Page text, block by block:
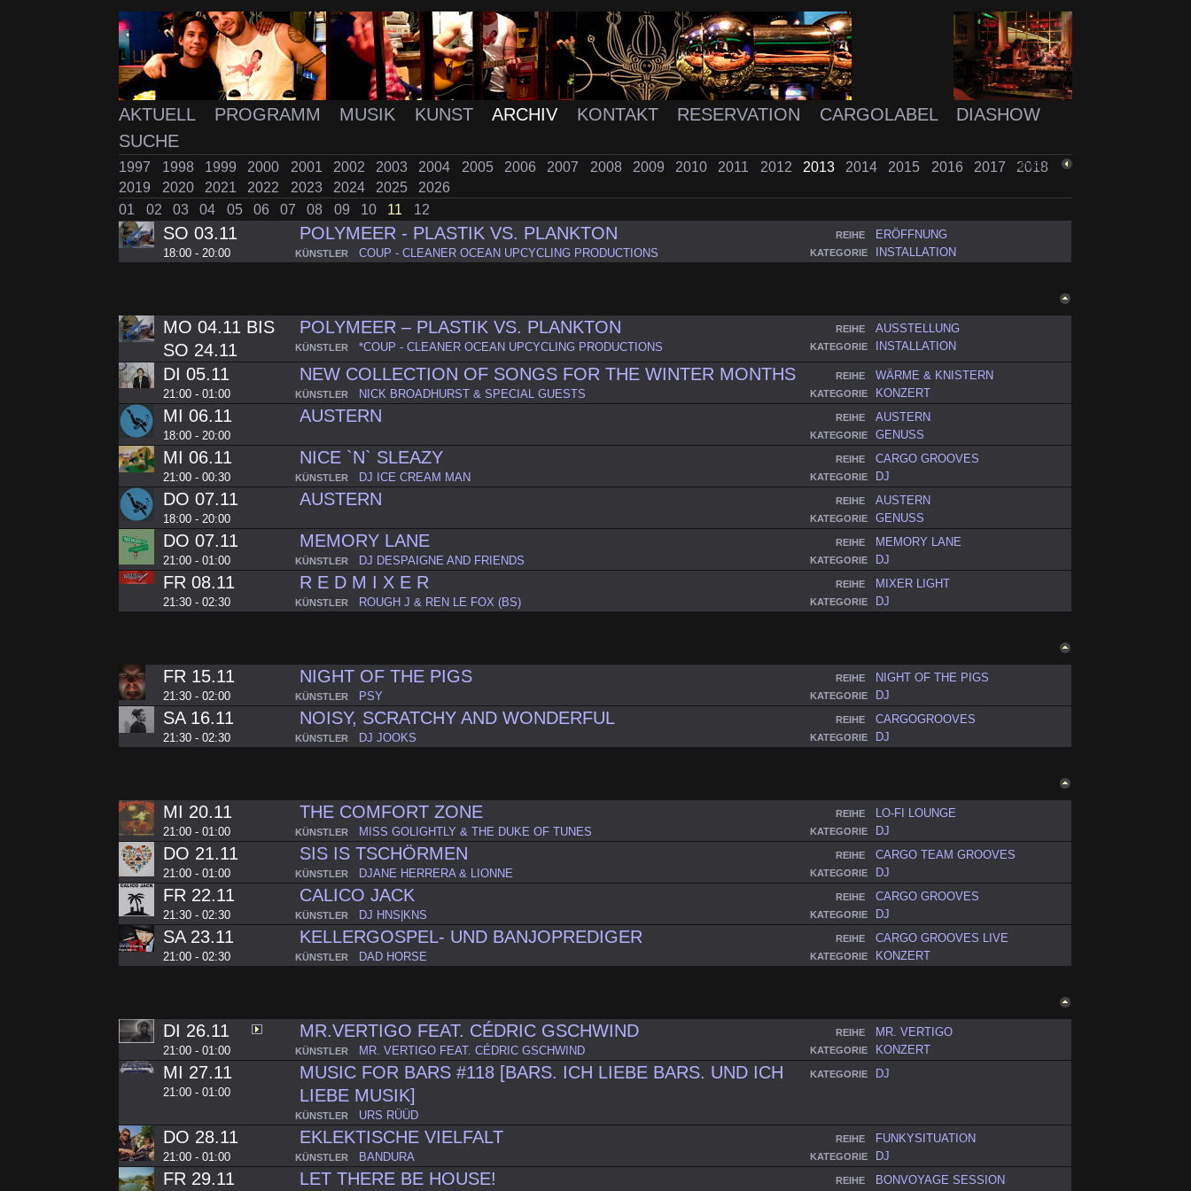
AKTUELL PROGRAMM MUSIK KUNST ARCHIV KONTAKT RESERVATION CARGOLABEL
DIASHOW
SUCHE
1997 1998 1999 2000 2001 2002 2003 2004 2005 2006 2007 2008 2009 2010 2011 2012 2013 2014 2015 2016 2017
2018
2019
2020 2021 2022 2023 2024 2025
2026
01
02 03 04 05 06 07 08 09 10 11 12
ZURÜCK
SO 03.11
18:00 - 20:00
POLYMEER - PLASTIK VS. PLANKTON
KÜNSTLER COUP - CLEANER OCEAN UPCYCLING PRODUCTIONS
REIHE ERÖFFNUNG
KATEGORIE INSTALLATION
MO 04.11 BIS
SO 24.11
POLYMEER – PLASTIK VS. PLANKTON
KÜNSTLER *COUP - CLEANER OCEAN UPCYCLING PRODUCTIONS
REIHE AUSSTELLUNG
KATEGORIE INSTALLATION
DI 05.11
21:00 - 01:00
NEW COLLECTION OF SONGS FOR THE WINTER MONTHS
KÜNSTLER NICK BROADHURST & SPECIAL GUESTS
REIHE WÄRME & KNISTERN
KATEGORIE KONZERT
MI 06.11
18:00 - 20:00
AUSTERN REIHE AUSTERN
KATEGORIE GENUSS
MI 06.11
21:00 - 00:30
NICE `N` SLEAZY
KÜNSTLER DJ ICE CREAM MAN
REIHE CARGO GROOVES
KATEGORIE DJ
DO 07.11
18:00 - 20:00
AUSTERN REIHE AUSTERN
KATEGORIE GENUSS
DO 07.11
21:00 - 01:00
MEMORY LANE
KÜNSTLER DJ DESPAIGNE AND FRIENDS
REIHE MEMORY LANE
KATEGORIE DJ
FR 08.11
21:30 - 02:30
R E D M I X E R
KÜNSTLER ROUGH J & REN LE FOX (BS)
REIHE MIXER LIGHT
KATEGORIE DJ
FR 15.11
21:30 - 02:00
NIGHT OF THE PIGS
KÜNSTLER PSY
REIHE NIGHT OF THE PIGS
KATEGORIE DJ
SA 16.11
21:30 - 02:30
NOISY, SCRATCHY AND WONDERFUL
KÜNSTLER DJ JOOKS
REIHE CARGOGROOVES
KATEGORIE DJ
MI 20.11
21:00 - 01:00
THE COMFORT ZONE
KÜNSTLER MISS GOLIGHTLY & THE DUKE OF TUNES
REIHE LO-FI LOUNGE
KATEGORIE DJ
DO 21.11
21:00 - 01:00
SIS IS TSCHÖRMEN
KÜNSTLER DJANE HERRERA & LIONNE
REIHE CARGO TEAM GROOVES
KATEGORIE DJ
FR 22.11
21:30 - 02:30
CALICO JACK
KÜNSTLER DJ HNS|KNS
REIHE CARGO GROOVES
KATEGORIE DJ
SA 23.11
21:00 - 02:30
KELLERGOSPEL- UND BANJOPREDIGER
KÜNSTLER DAD HORSE
REIHE CARGO GROOVES LIVE
KATEGORIE KONZERT
DI 26.11
21:00 - 01:00
MR.VERTIGO FEAT. CÉDRIC GSCHWIND
KÜNSTLER MR. VERTIGO FEAT. CÉDRIC GSCHWIND
REIHE MR. VERTIGO
KATEGORIE KONZERT
MI 27.11
21:00 - 01:00
MUSIC FOR BARS #118 [BARS. ICH LIEBE BARS. UND ICH
LIEBE MUSIK]
KÜNSTLER URS RÜÜD
KATEGORIE DJ
DO 28.11
21:00 - 01:00
EKLEKTISCHE VIELFALT
KÜNSTLER BANDURA
REIHE FUNKYSITUATION
KATEGORIE DJ
FR 29.11 LET THERE BE HOUSE! REIHE BONVOYAGE SESSION